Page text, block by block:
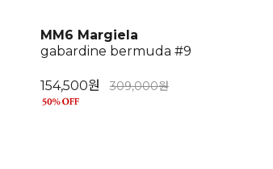
MM6 Margiela
gabardine bermuda #9
154,500원 309,000원